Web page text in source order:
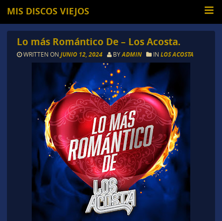
MIS DISCOS VIEJOS
Lo más Romántico De – Los Acosta.
WRITTEN ON JUNIO 12, 2024 BYADMIN IN LOS ACOSTA